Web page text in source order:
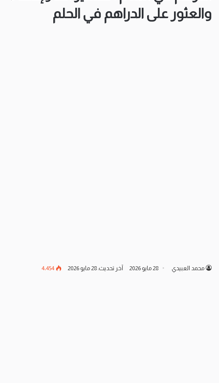
والعثور على الدراهم في الحلم
محمد العبيدي 28 مايو 2026 آخر تحديث: 28 مايو 2026 4٬454